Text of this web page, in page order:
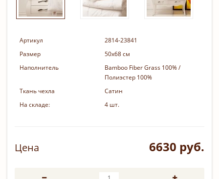
Артикул
2814-23841
Размер
50х68 см
Наполнитель
Bamboo Fiber Grass 100% /
Полиэстер 100%
Ткань чехла
Сатин
На складе:
4 шт.
Цена 6630 руб.